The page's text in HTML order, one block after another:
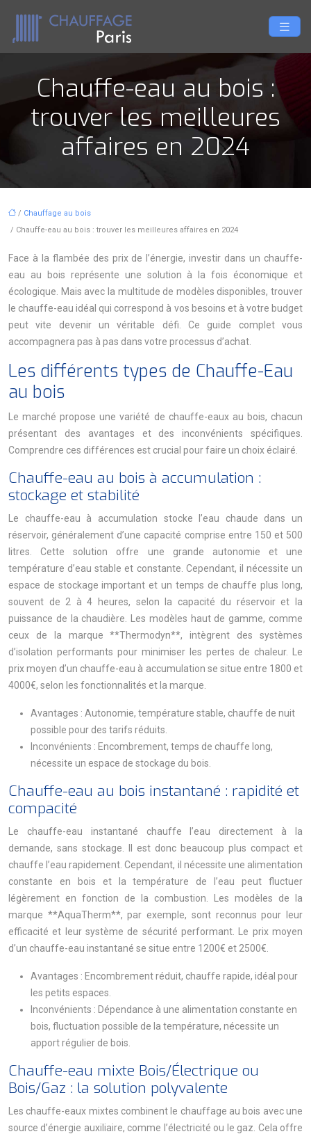
Chauffe-eau au bois :
trouver les meilleures
affaires en 2024
/ Chauffage au bois
/ Chauffe-eau au bois : trouver les meilleures affaires en 2024
Face à la flambée des prix de l’énergie, investir dans un chauffe-
eau au bois représente une solution à la fois économique et
écologique. Mais avec la multitude de modèles disponibles, trouver
le chauffe-eau idéal qui correspond à vos besoins et à votre budget
peut vite devenir un véritable défi. Ce guide complet vous
accompagnera pas à pas dans votre processus d’achat.
Les différents types de Chauffe-Eau
au bois
Le marché propose une variété de chauffe-eaux au bois, chacun
présentant des avantages et des inconvénients spécifiques.
Comprendre ces différences est crucial pour faire un choix éclairé.
Chauffe-eau au bois à accumulation :
stockage et stabilité
Le chauffe-eau à accumulation stocke l’eau chaude dans un
réservoir, généralement d’une capacité comprise entre 150 et 500
litres. Cette solution offre une grande autonomie et une
température d’eau stable et constante. Cependant, il nécessite un
espace de stockage important et un temps de chauffe plus long,
souvent de 2 à 4 heures, selon la capacité du réservoir et la
puissance de la chaudière. Les modèles haut de gamme, comme
ceux de la marque **Thermodyn**, intègrent des systèmes
d’isolation performants pour minimiser les pertes de chaleur. Le
prix moyen d’un chauffe-eau à accumulation se situe entre 1800 et
4000€, selon les fonctionnalités et la marque.
Avantages : Autonomie, température stable, chauffe de nuit
possible pour des tarifs réduits.
Inconvénients : Encombrement, temps de chauffe long,
nécessite un espace de stockage du bois.
Chauffe-eau au bois instantané : rapidité et
compacité
Le chauffe-eau instantané chauffe l’eau directement à la
demande, sans stockage. Il est donc beaucoup plus compact et
chauffe l’eau rapidement. Cependant, il nécessite une alimentation
constante en bois et la température de l’eau peut fluctuer
légèrement en fonction de la combustion. Les modèles de la
marque **AquaTherm**, par exemple, sont reconnus pour leur
efficacité et leur système de sécurité performant. Le prix moyen
d’un chauffe-eau instantané se situe entre 1200€ et 2500€.
Avantages : Encombrement réduit, chauffe rapide, idéal pour
les petits espaces.
Inconvénients : Dépendance à une alimentation constante en
bois, fluctuation possible de la température, nécessite un
apport régulier de bois.
Chauffe-eau mixte Bois/Électrique ou
Bois/Gaz : la solution polyvalente
Les chauffe-eaux mixtes combinent le chauffage au bois avec une
source d’énergie auxiliaire, comme l’électricité ou le gaz. Cela offre